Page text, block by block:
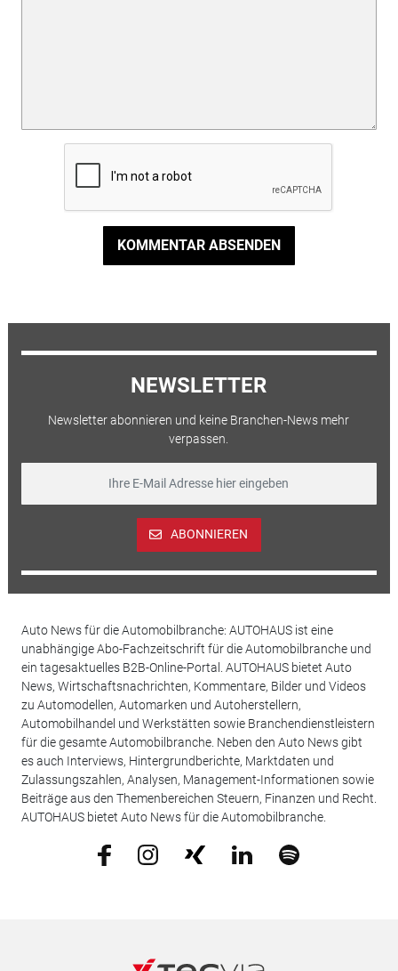
KOMMENTAR ABSENDEN
NEWSLETTER
Newsletter abonnieren und keine Branchen-News mehr
verpassen.
ABONNIEREN
Auto News für die Automobilbranche: AUTOHAUS ist eine
unabhängige Abo-Fachzeitschrift für die Automobilbranche und
ein tagesaktuelles B2B-Online-Portal. AUTOHAUS bietet Auto
News, Wirtschaftsnachrichten, Kommentare, Bilder und Videos
zu Automodellen, Automarken und Autoherstellern,
Automobilhandel und Werkstätten sowie Branchendienstleistern
für die gesamte Automobilbranche. Neben den Auto News gibt
es auch Interviews, Hintergrundberichte, Marktdaten und
Zulassungszahlen, Analysen, Management-Informationen sowie
Beiträge aus den Themenbereichen Steuern, Finanzen und Recht.
AUTOHAUS bietet Auto News für die Automobilbranche.